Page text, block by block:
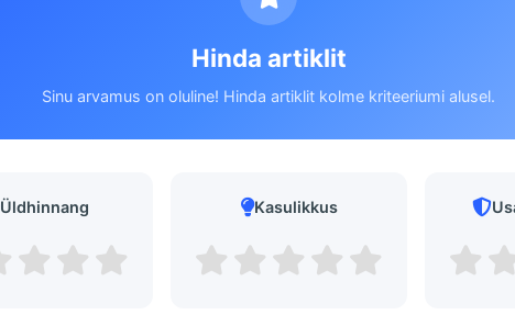
Hinda artiklit
Sinu arvamus on oluline! Hinda artiklit kolme kriteeriumi alusel.
Üldhinnang Kasulikkus